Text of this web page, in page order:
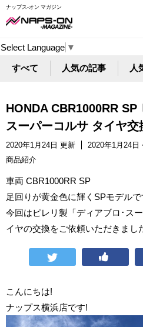
ナップス-オン マガジン
Select Language ▼
すべて 人気の記事 人
HONDA CBR1000RR SP
スーパーコルサ タイヤ交
2020年1月24日 更新
2020年1月24日
商品紹介
車両 CBR1000RR SP
足回りが黄金色に輝くSPモデルで
今回はピレリ製「ディアブロ･ス
イヤの交換をご依頼いただきまし
こんにちは!
ナップス横浜店です!